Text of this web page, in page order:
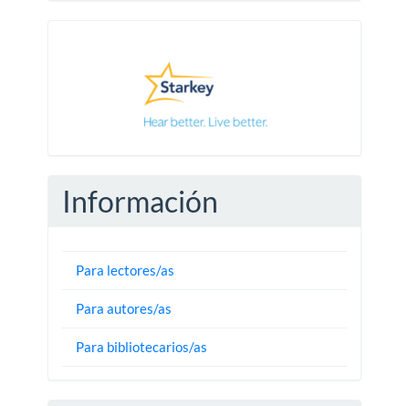
Información
Para lectores/as
Para autores/as
Para bibliotecarios/as